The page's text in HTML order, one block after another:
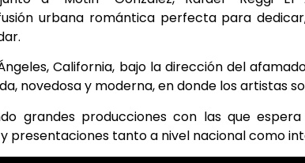
urbana romántica perfecta para
California, bajo la dirección del
novedosa y moderna, en donde los artistas
grandes producciones con las que
presentaciones tanto a nivel nacional como